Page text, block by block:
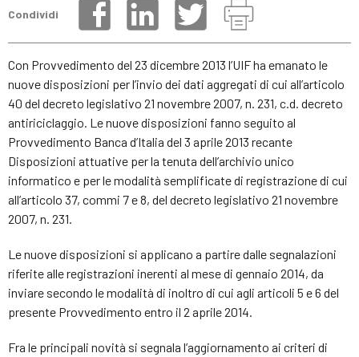
Condividi
Con Provvedimento del 23 dicembre 2013 l’UIF ha emanato le
nuove disposizioni per l’invio dei dati aggregati di cui all’articolo
40 del decreto legislativo 21 novembre 2007, n. 231, c.d. decreto
antiriciclaggio. Le nuove disposizioni fanno seguito al
Provvedimento Banca d’Italia del 3 aprile 2013 recante
Disposizioni attuative per la tenuta dell’archivio unico
informatico e per le modalità semplificate di registrazione di cui
all’articolo 37, commi 7 e 8, del decreto legislativo 21 novembre
2007, n. 231.
Le nuove disposizioni si applicano a partire dalle segnalazioni
riferite alle registrazioni inerenti al mese di gennaio 2014, da
inviare secondo le modalità di inoltro di cui agli articoli 5 e 6 del
presente Provvedimento entro il 2 aprile 2014.
Fra le principali novità si segnala l’aggiornamento ai criteri di